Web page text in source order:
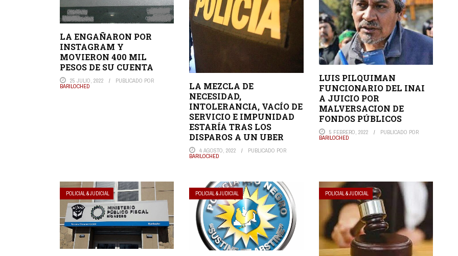
LA ENGAÑARON POR
INSTAGRAM Y
MOVIERON 400 MIL
PESOS DE SU CUENTA
25 JULIO, 2022 PUBLICADO POR
BARILOCHED
LA MEZCLA DE
NECESIDAD,
INTOLERANCIA, VACÍO DE
SERVICIO E IMPUNIDAD
ESTARÍA TRAS LOS
DISPAROS A UN UBER
4 AGOSTO, 2022 PUBLICADO POR
BARILOCHED
LUIS PILQUIMAN
FUNCIONARIO DEL INAI
A JUICIO POR
MALVERSACION DE
FONDOS PÚBLICOS
5 FEBRERO, 2022 PUBLICADO POR
BARILOCHED
POLICIAL & JUDICIAL POLICIAL & JUDICIAL POLICIAL & JUDICIAL